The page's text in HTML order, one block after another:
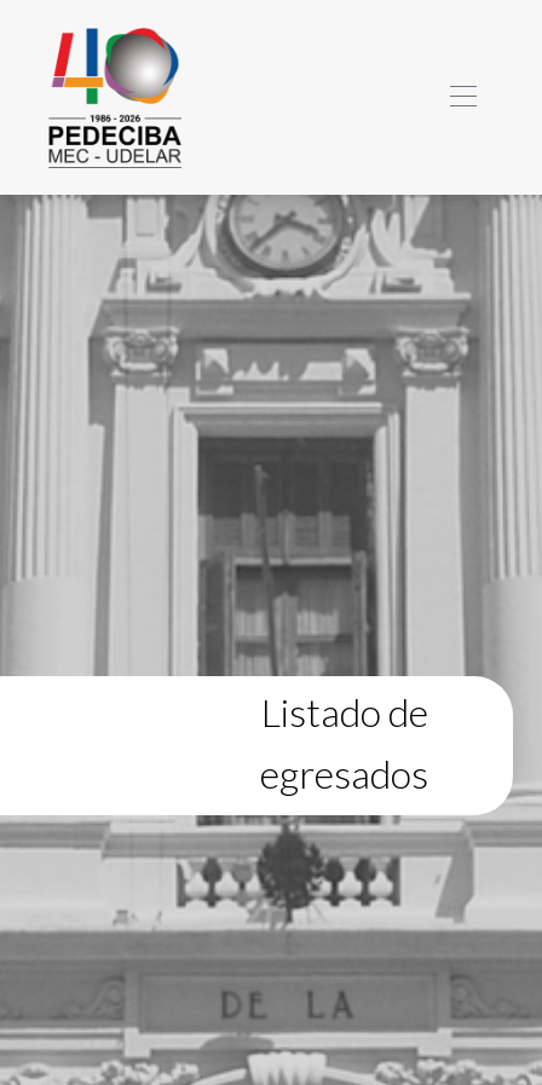
Listado de
egresados